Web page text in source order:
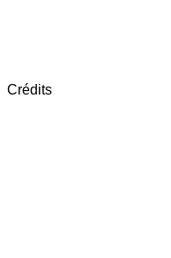
Crédits